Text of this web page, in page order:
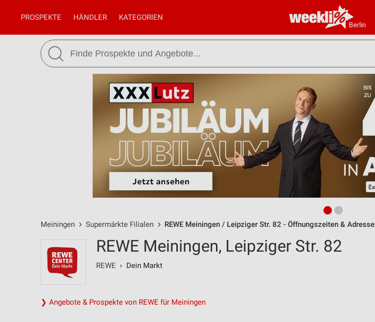
Berlin
PROSPEKTE HÄNDLER KATEGORIEN
Meiningen Supermärkte Filialen REWE Meiningen / Leipziger Str. 82 - Öffnungszeiten & Adresse
REWE Meiningen, Leipziger Str. 82
REWE › Dein Markt
❯ Angebote & Prospekte von REWE für Meiningen